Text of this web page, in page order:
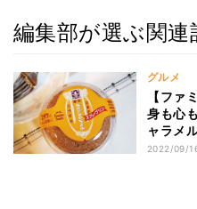
編集部が選ぶ関連
グルメ
【ファ
身も心
ャラメ
2022/09/